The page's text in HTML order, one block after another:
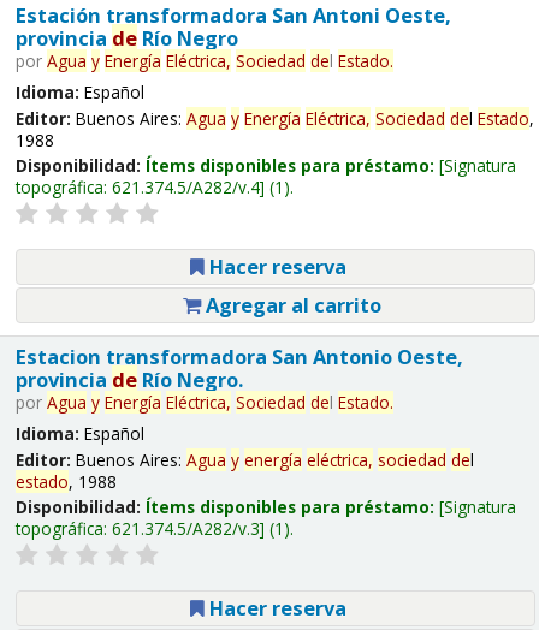
Estación transformadora San Antoni Oeste,
provincia deRío Negro
por Agua y Energía Eléctrica, Sociedad del Estado.
Idioma: Español
Editor: Buenos Aires: Agua y Energía Eléctrica, Sociedad del Estado,
1988
Disponibilidad: Ítems disponibles para préstamo: Signatura
topográfica: 621.374.5/A282/v.4 (1).
Hacer reserva
Agregar al carrito
Estacion transformadora San Antonio Oeste,
provincia deRío Negro.
por Agua y Energía Eléctrica, Sociedad del Estado.
Idioma: Español
Editor: Buenos Aires: Agua y energía eléctrica, sociedad del
estado, 1988
Disponibilidad: Ítems disponibles para préstamo: Signatura
topográfica: 621.374.5/A282/v.3 (1).
Hacer reserva